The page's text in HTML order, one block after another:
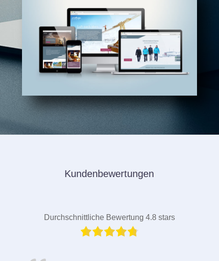
Kundenbewertungen
Durchschnittliche Bewertung 4.8 stars